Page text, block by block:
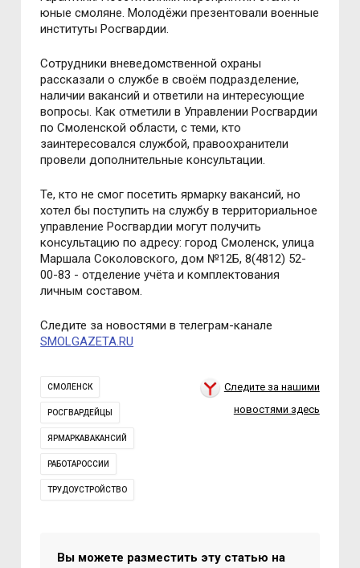
юные смоляне. Молодёжи презентовали военные
институты Росгвардии.
Сотрудники вневедомственной охраны
рассказали о службе в своём подразделение,
наличии вакансий и ответили на интересующие
вопросы. Как отметили в Управлении Росгвардии
по Смоленской области, с теми, кто
заинтересовался службой, правоохранители
провели дополнительные консультации.
Те, кто не смог посетить ярмарку вакансий, но
хотел бы поступить на службу в территориальное
управление Росгвардии могут получить
консультацию по адресу: город Смоленск, улица
Маршала Соколовского, дом №12Б, 8(4812) 52-
00-83 - отделение учёта и комплектования
личным составом.
Следите за новостями в телеграм-канале
SMOLGAZETA.RU
СМОЛЕНСК
РОСГВАРДЕЙЦЫ
ЯРМАРКАВАКАНСИЙ
РАБОТАРОССИИ
ТРУДОУСТРОЙСТВО
Следите за нашими
новостями здесь
Вы можете разместить эту статью на